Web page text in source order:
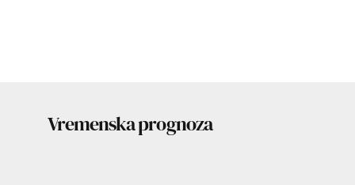
Vremenska prognoza